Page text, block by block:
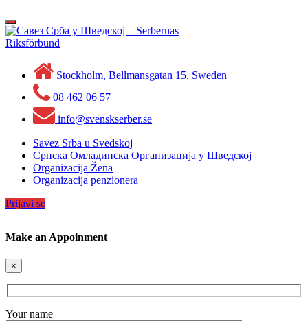
to
content
Toggle
navigation
Stockholm, Bellmansgatan 15, Sweden
08 462 06 57
info@svenskserber.se
Savez Srba u Svedskoj
Српска Омладинска Организација у Шведској
Organizacija Žena
Organizacija penzionera
Prijavi se
Make an Appoinment
×
Your name